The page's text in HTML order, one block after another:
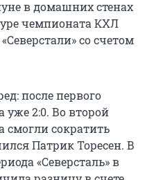
в домашних стенах
чемпионата КХЛ
со счетом
после первого
уже 2:0. Во второй
смогли сократить
Патрик Торесен. В
«Северсталь» в